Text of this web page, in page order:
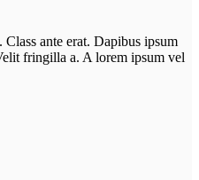
ante erat. Dapibus ipsum
fringilla a. A lorem ipsum vel